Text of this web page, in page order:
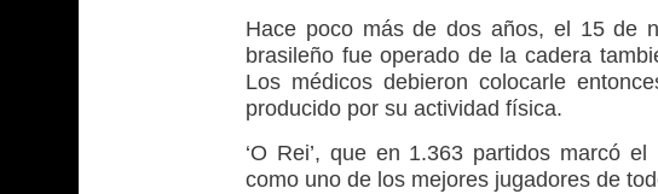
Hace poco más de dos años, el 15 de
brasileño fue operado de la cadera
Los médicos debieron colocarle
producido por su actividad física.
‘O Rei’, que en 1.363 partidos marcó
como uno de los mejores jugadores de